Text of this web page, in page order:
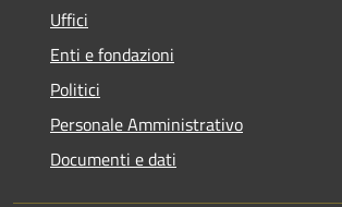
Uffici
Enti e fondazioni
Politici
Personale Amministrativo
Documenti e dati